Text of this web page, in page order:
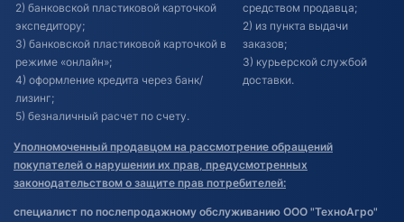
2) банковской пластиковой карточкой
экспедитору;
3) банковской пластиковой карточкой в
режиме «онлайн»;
4) оформление кредита через банк/
лизинг;
5) безналичный расчет по счету.
средством продавца;
2) из пункта выдачи
заказов;
3) курьерской службой
доставки.
Уполномоченный продавцом на рассмотрение обращений
покупателей о нарушении их прав, предусмотренных
законодательством о защите прав потребителей:
специалист по послепродажному обслуживанию ООО "ТехноАгро"